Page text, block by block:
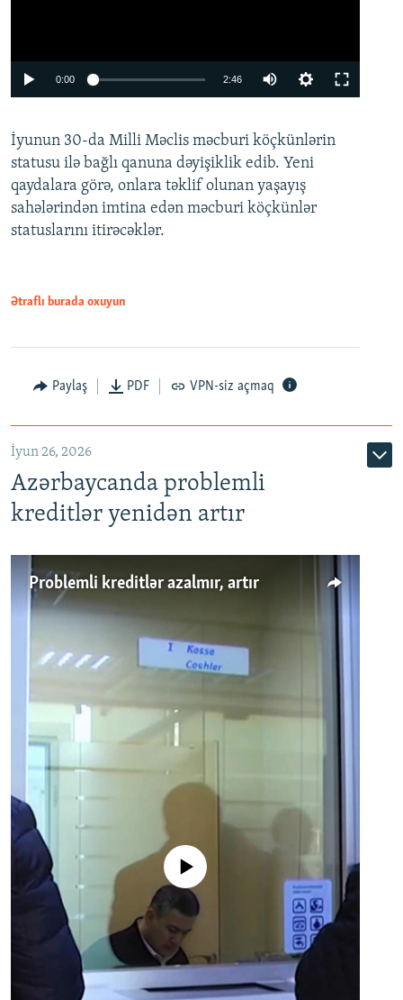
Auto 240p 360p 480p
720p 1080p
0:00 2:46
360p
480p
720p
İyunun 30-da Milli Məclis məcburi köçkünlərin
statusu ilə bağlı qanuna dəyişiklik edib. Yeni
qaydalara görə, onlara təklif olunan yaşayış
sahələrindən imtina edən məcburi köçkünlər
statuslarını itirəcəklər.
Ətraflı burada oxuyun
Paylaş PDF VPN-siz açmaq
İyun 26, 2026
Azərbaycanda problemli
kreditlər yenidən artır
Problemli kreditlər azalmır, artır
No media source currently available